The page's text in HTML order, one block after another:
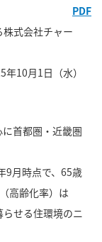
PDF
式会社チャー
10月1日（水）
首都圏・近畿圏
9月時点で、65歳
高齢化率）は
せる住環境のニ